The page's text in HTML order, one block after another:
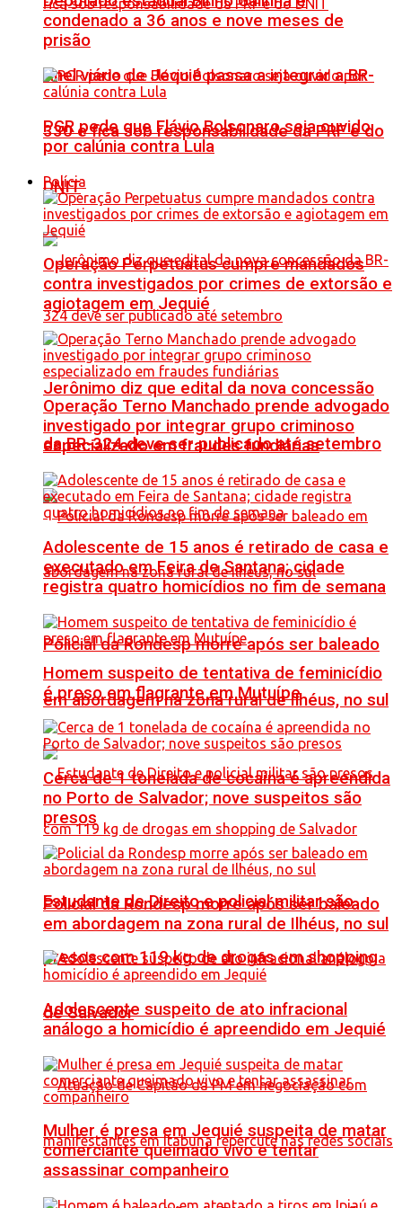
Anel viário de Jequié passa a integrar a BR-
330 e fica sob responsabilidade da PRF e do
DNIT
Jerônimo diz que edital da nova concessão
da BR-324 deve ser publicado até setembro
Policial da Rondesp morre após ser baleado
em abordagem na zona rural de Ilhéus, no sul
Estudante de Direito e policial militar são
presos com 119 kg de drogas em shopping
de Salvador
condenado a 36 anos e nove meses de
prisão
PGR pede que Flávio Bolsonaro seja ouvido
por calúnia contra Lula
Polícia
Operação Perpetuatus cumpre mandados
contra investigados por crimes de extorsão e
agiotagem em Jequié
Operação Terno Manchado prende advogado
investigado por integrar grupo criminoso
especializado em fraudes fundiárias
Adolescente de 15 anos é retirado de casa e
executado em Feira de Santana; cidade
registra quatro homicídios no fim de semana
Homem suspeito de tentativa de feminicídio
é preso em flagrante em Mutuípe
Cerca de 1 tonelada de cocaína é apreendida
no Porto de Salvador; nove suspeitos são
presos
Policial da Rondesp morre após ser baleado
em abordagem na zona rural de Ilhéus, no sul
Adolescente suspeito de ato infracional
análogo a homicídio é apreendido em Jequié
Mulher é presa em Jequié suspeita de matar
comerciante queimado vivo e tentar
assassinar companheiro